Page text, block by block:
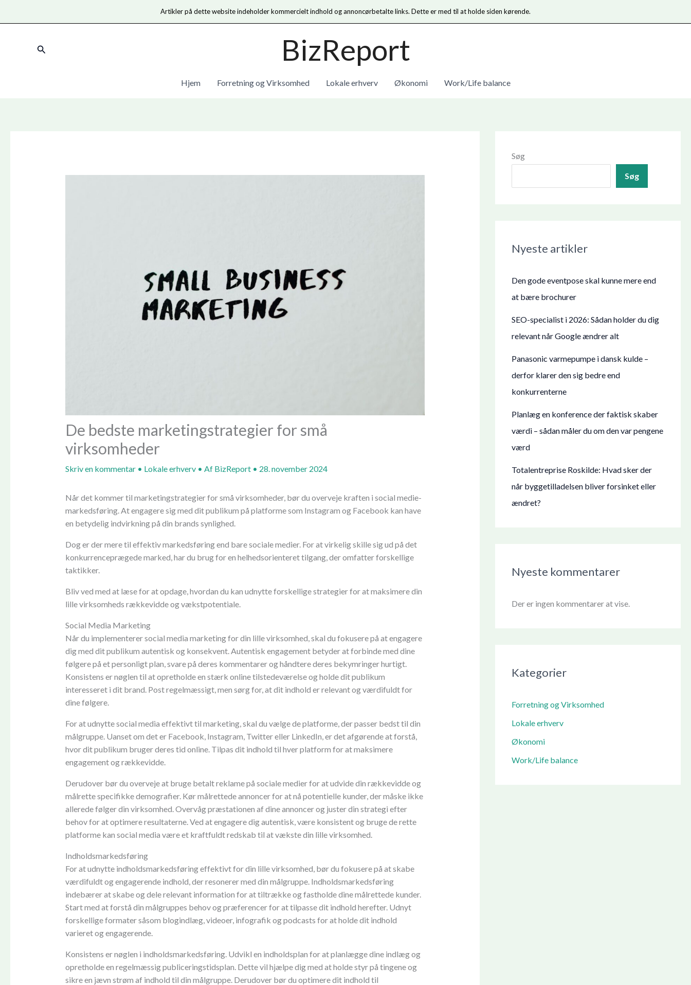
Artikler på dette website indeholder kommercielt indhold og annoncørbetalte links. Dette er med til at holde siden kørende.
Søg BizReport
Hjem Forretning og Virksomhed Lokale erhverv Økonomi Work/Life balance
De bedste marketingstrategier for små
virksomheder
Skriv en kommentar • Lokale erhverv• Af BizReport • 28. november 2024
Når det kommer til marketingstrategier for små virksomheder, bør du overveje kraften i social medie-
markedsføring. At engagere sig med dit publikum på platforme som Instagram og Facebook kan have
en betydelig indvirkning på din brands synlighed.
Dog er der mere til effektiv markedsføring end bare sociale medier. For at virkelig skille sig ud på det
konkurrenceprægede marked, har du brug for en helhedsorienteret tilgang, der omfatter forskellige
taktikker.
Bliv ved med at læse for at opdage, hvordan du kan udnytte forskellige strategier for at maksimere din
lille virksomheds rækkevidde og vækstpotentiale.
Social Media Marketing
Når du implementerer social media marketing for din lille virksomhed, skal du fokusere på at engagere
dig med dit publikum autentisk og konsekvent. Autentisk engagement betyder at forbinde med dine
følgere på et personligt plan, svare på deres kommentarer og håndtere deres bekymringer hurtigt.
Konsistens er nøglen til at opretholde en stærk online tilstedeværelse og holde dit publikum
interesseret i dit brand. Post regelmæssigt, men sørg for, at dit indhold er relevant og værdifuldt for
dine følgere.
For at udnytte social media effektivt til marketing, skal du vælge de platforme, der passer bedst til din
målgruppe. Uanset om det er Facebook, Instagram, Twitter eller LinkedIn, er det afgørende at forstå,
hvor dit publikum bruger deres tid online. Tilpas dit indhold til hver platform for at maksimere
engagement og rækkevidde.
Derudover bør du overveje at bruge betalt reklame på sociale medier for at udvide din rækkevidde og
målrette specifikke demografier. Kør målrettede annoncer for at nå potentielle kunder, der måske ikke
allerede følger din virksomhed. Overvåg præstationen af dine annoncer og juster din strategi efter
behov for at optimere resultaterne. Ved at engagere dig autentisk, være konsistent og bruge de rette
platforme kan social media være et kraftfuldt redskab til at vækste din lille virksomhed.
Indholdsmarkedsføring
For at udnytte indholdsmarkedsføring effektivt for din lille virksomhed, bør du fokusere på at skabe
værdifuldt og engagerende indhold, der resonerer med din målgruppe. Indholdsmarkedsføring
indebærer at skabe og dele relevant information for at tiltrække og fastholde dine målrettede kunder.
Start med at forstå din målgruppes behov og præferencer for at tilpasse dit indhold herefter. Udnyt
forskellige formater såsom blogindlæg, videoer, infografik og podcasts for at holde dit indhold
varieret og engagerende.
Konsistens er nøglen i indholdsmarkedsføring. Udvikl en indholdsplan for at planlægge dine indlæg og
opretholde en regelmæssig publiceringstidsplan. Dette vil hjælpe dig med at holde styr på tingene og
sikre en jævn strøm af indhold til din målgruppe. Derudover bør du optimere dit indhold til
Søg
Søg
Nyeste artikler
Den gode eventpose skal kunne mere end
at bære brochurer
SEO-specialist i 2026: Sådan holder du dig
relevant når Google ændrer alt
Panasonic varmepumpe i dansk kulde –
derfor klarer den sig bedre end
konkurrenterne
Planlæg en konference der faktisk skaber
værdi – sådan måler du om den var pengene
værd
Totalentreprise Roskilde: Hvad sker der
når byggetilladelsen bliver forsinket eller
ændret?
Nyeste kommentarer
Der er ingen kommentarer at vise.
Kategorier
Forretning og Virksomhed
Lokale erhverv
Økonomi
Work/Life balance